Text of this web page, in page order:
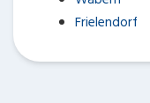
Frielendorf